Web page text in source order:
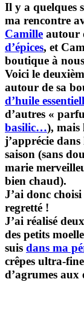
Il y a quelques
ma rencontre
Camille autour
d’épices, et
boutique à
Voici le
autour de sa
d’huile
d’autres «
basilic…), mais
j’apprécie dans
saison (sans
marie
bien chaud).
J’ai donc choisi
regretté !
J’ai réalisé
des petits
suis dans ma
crêpes ultra-
d’agrumes aux